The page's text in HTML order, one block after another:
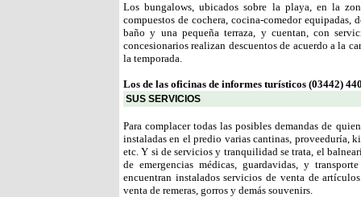
Los bungalows, ubicados sobre la playa, en la
compuestos de cochera, cocina-comedor equipadas,
baño y una pequeña terraza, y cuentan, con
concesionarios realizan descuentos de acuerdo a la
la temporada.
Los de las oficinas de informes turísticos (03442)
SUS SERVICIOS
Para complacer todas las posibles demandas de
instaladas en el predio varias cantinas, proveeduría,
etc. Y si de servicios y tranquilidad se trata, el
de emergencias médicas, guardavidas, y
encuentran instalados servicios de venta de
venta de remeras, gorros y demás souvenirs.